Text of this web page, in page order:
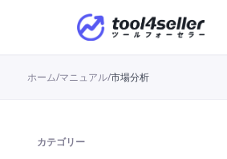
ホーム/マニュアル/市場分析
カテゴリー